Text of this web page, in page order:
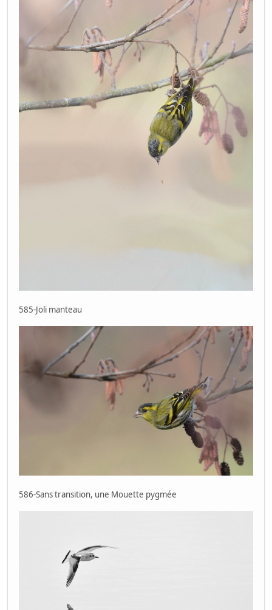
585-Joli manteau
586-Sans transition, une Mouette pygmée